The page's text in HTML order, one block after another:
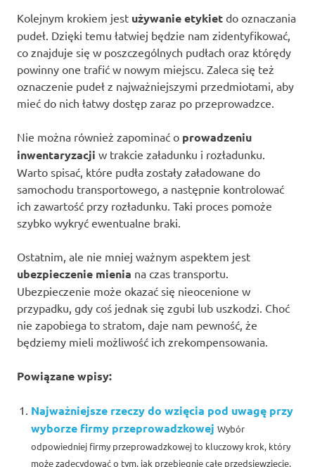
Kolejnym krokiem jest używanie etykiet do oznaczania
pudeł. Dzięki temu łatwiej będzie nam zidentyfikować,
co znajduje się w poszczególnych pudłach oraz którędy
powinny one trafić w nowym miejscu. Zaleca się też
oznaczenie pudeł z najważniejszymi przedmiotami, aby
mieć do nich łatwy dostęp zaraz po przeprowadzce.
Nie można również zapominać o prowadzeniu
inwentaryzacji w trakcie załadunku i rozładunku.
Warto spisać, które pudła zostały załadowane do
samochodu transportowego, a następnie kontrolować
ich zawartość przy rozładunku. Taki proces pomoże
szybko wykryć ewentualne braki.
Ostatnim, ale nie mniej ważnym aspektem jest
ubezpieczenie mienia na czas transportu.
Ubezpieczenie może okazać się nieocenione w
przypadku, gdy coś jednak się zgubi lub uszkodzi. Choć
nie zapobiega to stratom, daje nam pewność, że
będziemy mieli możliwość ich zrekompensowania.
Powiązane wpisy:
Najważniejsze rzeczy do wzięcia pod uwagę przy
wyborze firmy przeprowadzkowej Wybór
odpowiedniej firmy przeprowadzkowej to kluczowy krok, który
może zadecydować o tym, jak przebiegnie całe przedsięwzięcie.